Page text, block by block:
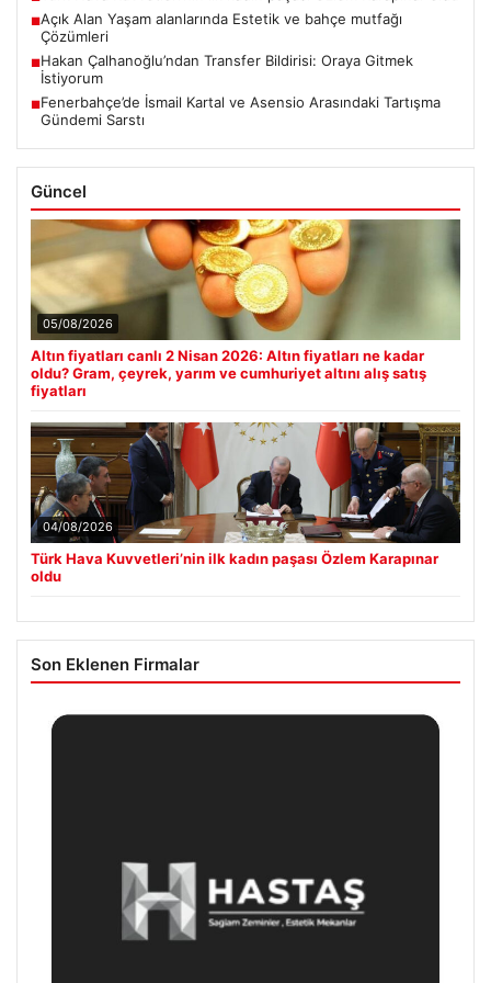
ALTIN
BTC
Son Eklenen Haberler
Altın fiyatları canlı 2 Nisan 2026: Altın fiyatları ne kadar oldu?
Gram, çeyrek, yarım ve cumhuriyet altını alış satış fiyatları
Türk Hava Kuvvetleri’nin ilk kadın paşası Özlem Karapınar oldu
■Açık Alan Yaşam alanlarında Estetik ve bahçe mutfağı
■Hakan Çalhanoğlu’ndan Transfer Bildirisi: Oraya Gitmek
İstiyorum
■Fenerbahçe’de İsmail Kartal ve Asensio Arasındaki Tartışma
Gündemi Sarstı
Güncel
05/08/2026
oldu? Gram, çeyrek, yarım ve cumhuriyet altını alış satış
fiyatları
Son Eklenen Firmalar